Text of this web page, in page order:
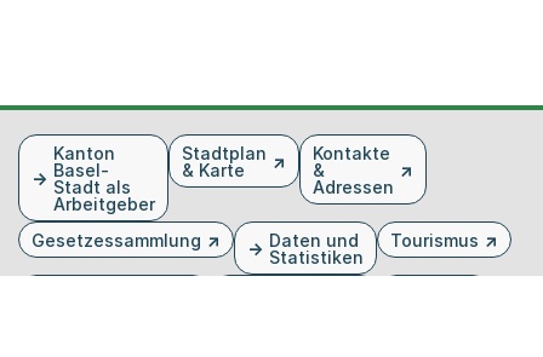
FusszeileKanton
Basel-
Stadt als
Arbeitgeber
Stadtplan
& Karte
Kontakte
&
Adressen
Gesetzessammlung
Daten und
Statistiken
Tourismus